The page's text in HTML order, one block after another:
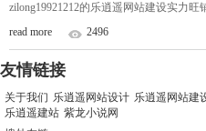
zilong19921212的乐逍遥网站建设实力旺
read more
2496
友情链接
关于我们 乐逍遥网站设计 乐逍遥网站建
乐逍遥建站 紫龙小说网